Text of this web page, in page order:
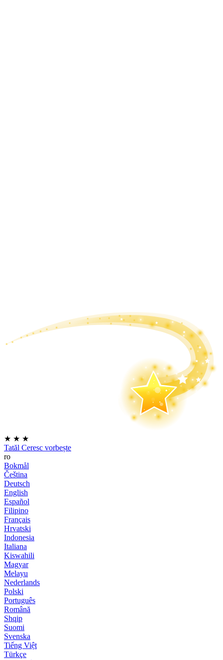
★ ★ ★
Tatăl Ceresc vorbește
ro
Bokmål
Čeština
Deutsch
English
Español
Filipino
Français
Hrvatski
Indonesia
Italiana
Kiswahili
Magyar
Melayu
Nederlands
Polski
Português
Română
Shqip
Suomi
Svenska
Tiếng Việt
Türkçe